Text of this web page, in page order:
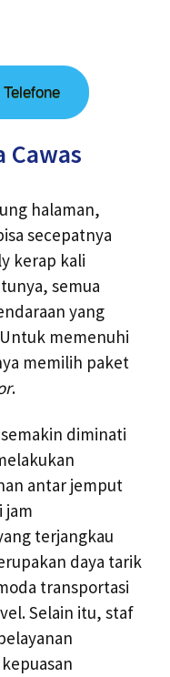
Telefone
Cawas
halaman,
secepatnya
kerap kali
semua
yang
memenuhi
memilih paket
.
diminati
antar jemput
jam
terjangkau
daya tarik
transportasi
Selain itu, staf